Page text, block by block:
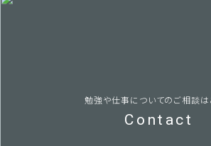
勉強や仕事についてのご相談は
Contact